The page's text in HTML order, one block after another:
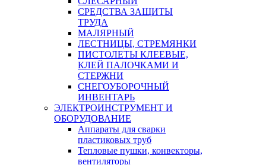
СРЕДСТВА ЗАЩИТЫ
ТРУДА
МАЛЯРНЫЙ
ЛЕСТНИЦЫ, СТРЕМЯНКИ
ПИСТОЛЕТЫ КЛЕЕВЫЕ,
КЛЕЙ ПАЛОЧКАМИ И
СТЕРЖНИ
СНЕГОУБОРОЧНЫЙ
ИНВЕНТАРЬ
ЭЛЕКТРОИНСТРУМЕНТ И
ОБОРУДОВАНИЕ
Аппараты для сварки
пластиковых труб
Тепловые пушки, конвекторы,
вентиляторы